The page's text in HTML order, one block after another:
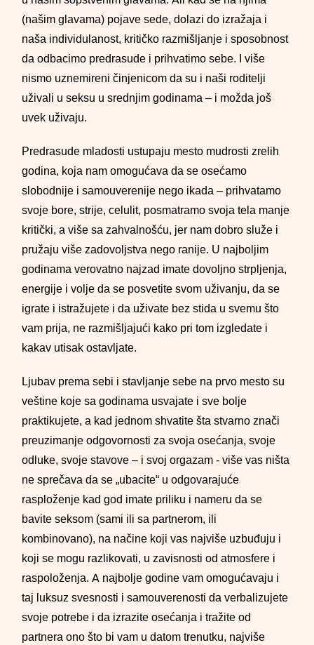
(našim glavama) pojave sede, dolazi do izražaja i
naša individulanost, kritičko razmišljanje i sposobnost
da odbacimo predrasude i prihvatimo sebe. I više
nismo uznemireni činjenicom da su i naši roditelji
uživali u seksu u srednjim godinama – i možda još
uvek uživaju.
Predrasude mladosti ustupaju mesto mudrosti zrelih
godina, koja nam omogućava da se osećamo
slobodnije i samouverenije nego ikada – prihvatamo
svoje bore, strije, celulit, posmatramo svoja tela manje
kritički, a više sa zahvalnošću, jer nam dobro služe i
pružaju više zadovoljstva nego ranije. U najboljim
godinama verovatno najzad imate dovoljno strpljenja,
energije i volje da se posvetite svom uživanju, da se
igrate i istražujete i da uživate bez stida u svemu što
vam prija, ne razmišljajući kako pri tom izgledate i
kakav utisak ostavljate.
Ljubav prema sebi i stavljanje sebe na prvo mesto su
veštine koje sa godinama usvajate i sve bolje
praktikujete, a kad jednom shvatite šta stvarno znači
preuzimanje odgovornosti za svoja osećanja, svoje
odluke, svoje stavove – i svoj orgazam - više vas ništa
ne sprečava da se „ubacite“ u odgovarajuće
rasploženje kad god imate priliku i nameru da se
bavite seksom (sami ili sa partnerom, ili
kombinovano), na načine koji vas najviše uzbuđuju i
koji se mogu razlikovati, u zavisnosti od atmosfere i
raspoloženja. A najbolje godine vam omogućavaju i
taj luksuz svesnosti i samouverenosti da verbalizujete
svoje potrebe i da izrazite osećanja i tražite od
partnera ono što bi vam u datom trenutku, najviše